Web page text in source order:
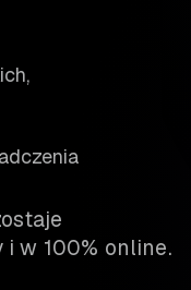
i w 100% online.